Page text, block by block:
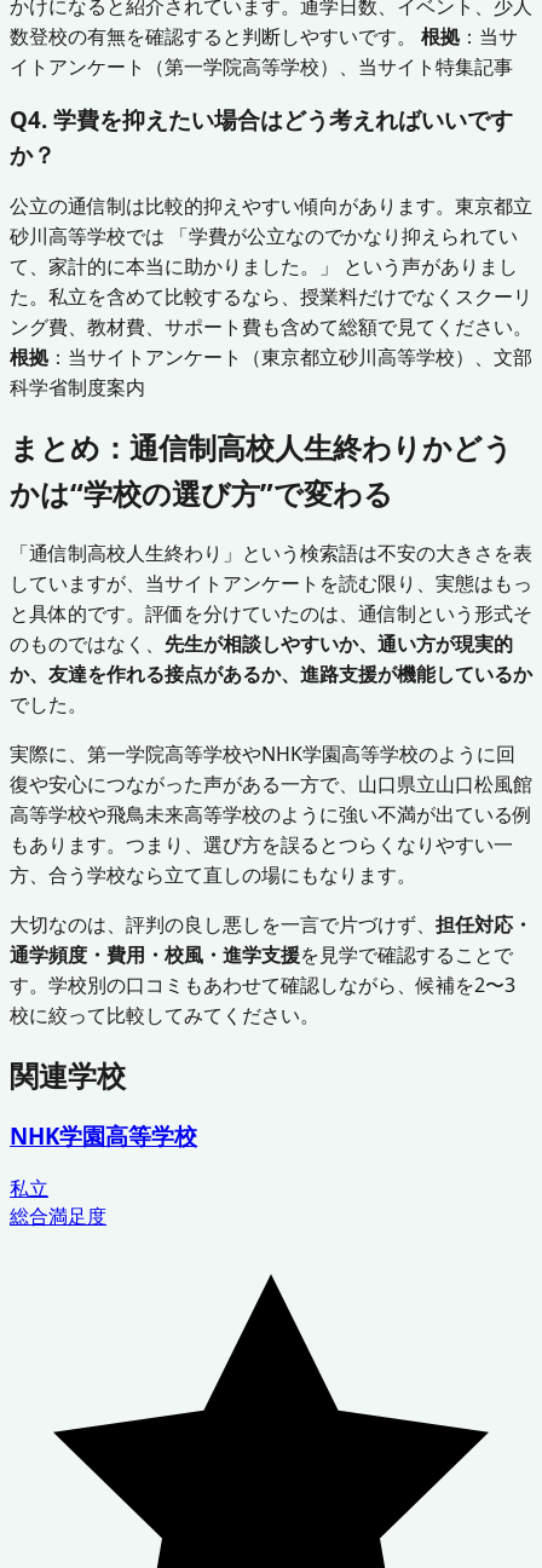
かけになると紹介されています。通学日数、イベント、少人
数登校の有無を確認すると判断しやすいです。 根拠 ：当サ
イトアンケート（第一学院高等学校）、当サイト特集記事
Q4. 学費を抑えたい場合はどう考えればいいです
か？
公立の通信制は比較的抑えやすい傾向があります。東京都立
砂川高等学校では 「学費が公立なのでかなり抑えられてい
て、家計的に本当に助かりました。」 という声がありまし
た。私立を含めて比較するなら、授業料だけでなくスクーリ
ング費、教材費、サポート費も含めて総額で見てください。
根拠 ：当サイトアンケート（東京都立砂川高等学校）、文部
科学省制度案内
まとめ：通信制高校人生終わりかどう
かは“学校の選び方”で変わる
「通信制高校人生終わり」という検索語は不安の大きさを表
していますが、当サイトアンケートを読む限り、実態はもっ
と具体的です。評価を分けていたのは、通信制という形式そ
のものではなく、 先生が相談しやすいか、通い方が現実的
か、友達を作れる接点があるか、進路支援が機能しているか
でした。
実際に、第一学院高等学校やNHK学園高等学校のように回
復や安心につながった声がある一方で、山口県立山口松風館
高等学校や飛鳥未来高等学校のように強い不満が出ている例
もあります。つまり、選び方を誤るとつらくなりやすい一
方、合う学校なら立て直しの場にもなります。
大切なのは、評判の良し悪しを一言で片づけず、 担任対応・
通学頻度・費用・校風・進学支援を見学で確認することで
す。学校別の口コミもあわせて確認しながら、候補を2〜3
校に絞って比較してみてください。
関連学校
NHK学園高等学校
私立
総合満足度